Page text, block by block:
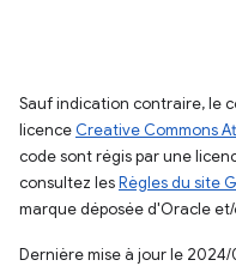
Sauf indication contraire, le
licence Creative Commons
code sont régis par une
consultez lesRègles du site
marque déposée d'Oracle
Dernière mise à jour le 2024/